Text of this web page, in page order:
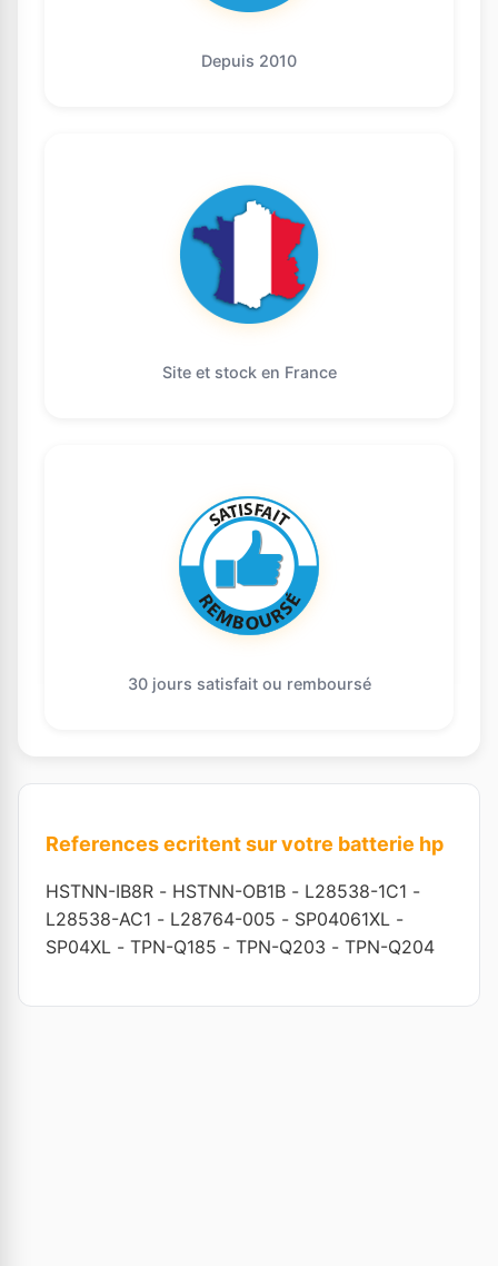
Depuis 2010
Site et stock en France
30 jours satisfait ou remboursé
References ecritent sur votre batterie hp
HSTNN-IB8R - HSTNN-OB1B - L28538-1C1 -
L28538-AC1 - L28764-005 - SP04061XL -
SP04XL - TPN-Q185 - TPN-Q203 - TPN-Q204